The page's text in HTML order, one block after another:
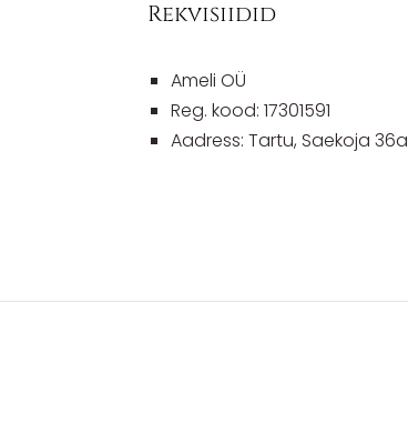
Rekvisiidid
Ameli OÜ
Reg. kood: 17301591
Aadress: Tartu, Saekoja 36a